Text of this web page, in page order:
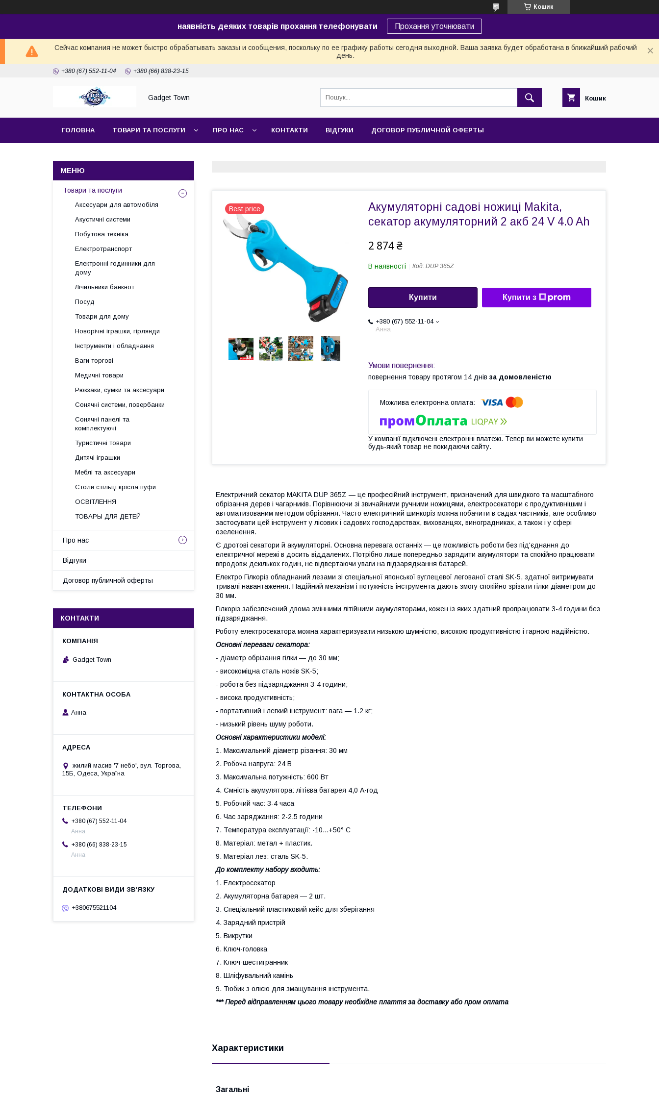
Кошик
наявність деяких товарів прохання телефонувати Прохання уточнювати
Сейчас компания не может быстро обрабатывать заказы и сообщения, поскольку по ее графику работы сегодня выходной. Ваша заявка будет обработана в ближайший рабочий
день.
+380 (67) 552-11-04 +380 (66) 838-23-15
Gadget Town Кошик
ГОЛОВНА ТОВАРИ ТА ПОСЛУГИ ПРО НАС КОНТАКТИ ВІДГУКИ ДОГОВОР ПУБЛИЧНОЙ ОФЕРТЫ
Best price
Акумуляторні садові ножиці Makita,
секатор акумуляторний 2 акб 24 V 4.0 Ah
2 874 ₴
В наявності Код: DUP 365Z
Купити Купити з
+380 (67) 552-11-04
Анна
повернення товару протягом 14 днів за домовленістю
У компанії підключені електронні платежі. Тепер ви можете купити
будь-який товар не покидаючи сайту.
Електричний секатор MAKITA DUP 365Z — це професійний інструмент, призначений для швидкого та масштабного
обрізання дерев і чагарників. Порівнюючи зі звичайними ручними ножицями, електросекатори є продуктивнішим і
автоматизованим методом обрізання. Часто електричний шинкоріз можна побачити в садах частників, але особливо
застосувати цей інструмент у лісових і садових господарствах, вихованцях, виноградниках, а також і у сфері
озеленення.
Є дротові секатори й акумуляторні. Основна перевага останніх — це можливість роботи без під'єднання до
електричної мережі в досить віддалених. Потрібно лише попередньо зарядити акумулятори та спокійно працювати
впродовж декількох годин, не відвертаючи уваги на підзаряджання батарей.
Електро Гілкоріз обладнаний лезами зі спеціальної японської вуглецевої легованої сталі SK-5, здатної витримувати
тривалі навантаження. Надійний механізм і потужність інструмента дають змогу спокійно зрізати гілки діаметром до
30 мм.
Гілкоріз забезпечений двома змінними літійними акумуляторами, кожен із яких здатний пропрацювати 3-4 години без
підзаряджання.
Роботу електросекатора можна характеризувати низькою шумністю, високою продуктивністю і гарною надійністю.
Основні переваги секатора:
- діаметр обрізання гілки — до 30 мм;
- високоміцна сталь ножів SK-5;
- робота без підзаряджання 3-4 години;
- висока продуктивність;
- портативний і легкий інструмент: вага — 1.2 кг;
- низький рівень шуму роботи.
Основні характеристики моделі:
1. Максимальний діаметр різання: 30 мм
2. Робоча напруга: 24 В
3. Максимальна потужність: 600 Вт
4. Ємність акумулятора: літієва батарея 4,0 А·год
5. Робочий час: 3-4 часа
6. Час заряджання: 2-2.5 години
7. Температура експлуатації: -10...+50° С
8. Матеріал: метал + пластик.
9. Матеріал лез: сталь SK-5.
До комплекту набору входить:
1. Електросекатор
2. Акумуляторна батарея — 2 шт.
3. Спеціальний пластиковий кейс для зберігання
4. Зарядний пристрій
5. Викрутки
6. Ключ-головка
7. Ключ-шестигранник
8. Шліфувальний камінь
9. Тюбик з олією для змащування інструмента.
*** Перед відправленням цього товару необхідне плаття за доставку або пром оплата
Характеристики
Загальні
Товари та послуги
Аксесуари для автомобіля
Акустичні системи
Побутова техніка
Електротранспорт
Електронні годинники для
дому
Лічильники банкнот
Посуд
Товари для дому
Новорічні іграшки, гірлянди
Інструменти і обладнання
Ваги торгові
Медичні товари
Рюкзаки, сумки та аксесуари
Сонячні системи, повербанки
Сонячні панелі та
комплектуючі
Туристичні товари
Дитячі іграшки
Меблі та аксесуари
Столи стільці крісла пуфи
ОСВІТЛЕННЯ
ТОВАРЫ ДЛЯ ДЕТЕЙ
Про нас
Відгуки
Договор публичной оферты
КОНТАКТИ
Gadget Town
Анна
жилий масив '7 небо', вул. Торгова,
15Б, Одеса, Україна
+380 (67) 552-11-04
Анна
+380 (66) 838-23-15
Анна
+380675521104